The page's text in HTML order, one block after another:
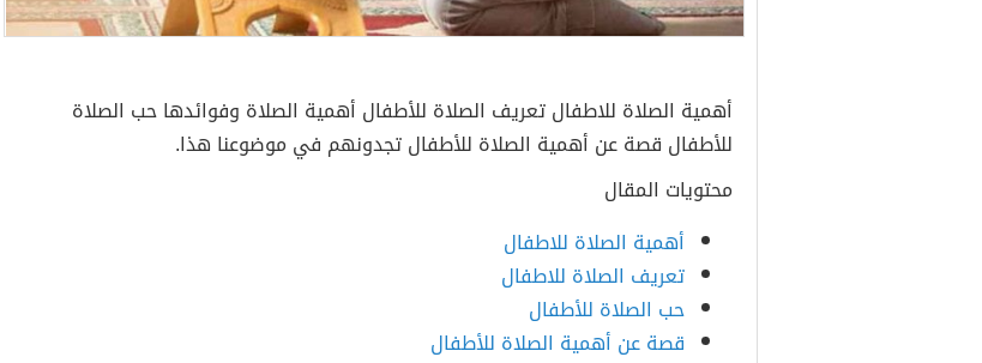
أهمية الصلاة للاطفال تعريف الصلاة للأطفال أهمية الصلاة وفوائدها حب الصلاة
للأطفال قصة عن أهمية الصلاة للأطفال تجدونهم في موضوعنا هذا.
محتويات المقال
أهمية الصلاة للاطفال
تعريف الصلاة للاطفال
حب الصلاة للأطفال
قصة عن أهمية الصلاة للأطفال